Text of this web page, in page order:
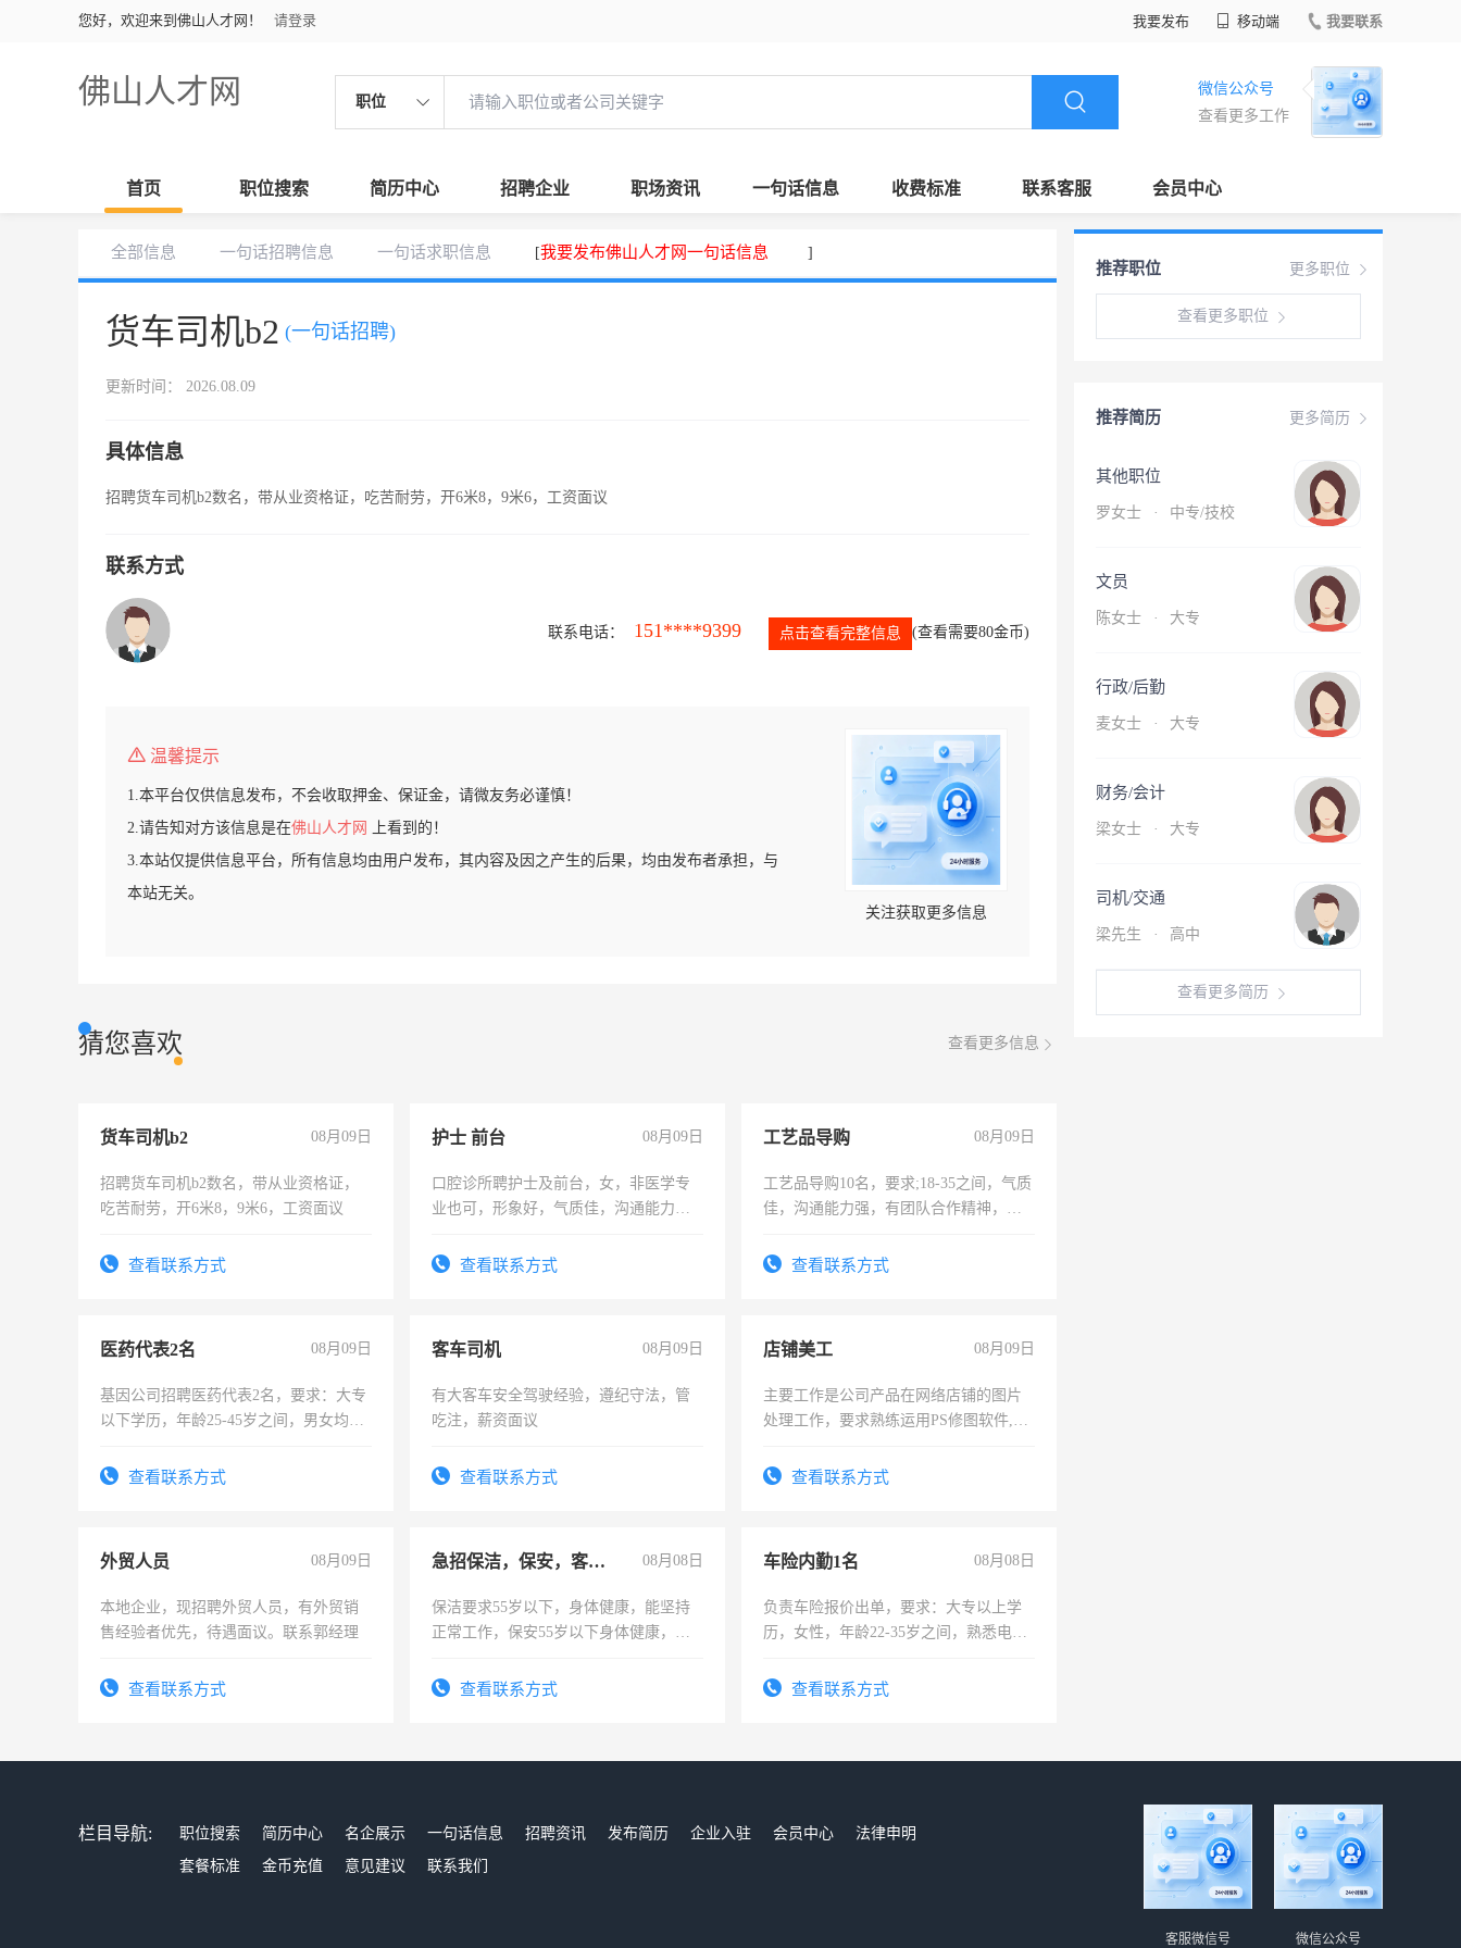
您好，欢迎来到佛山人才网！ 请登录 我要发布 移动端 我要联系
佛山人才网 职位
微信公众号
查看更多工作
首页 职位搜索 简历中心 招聘企业 职场资讯 一句话信息 收费标准 联系客服 会员中心
全部信息 一句话招聘信息 一句话求职信息 [我要发布佛山人才网一句话信息 ]
货车司机b2 (一句话招聘)
更新时间： 2026.08.09
具体信息
招聘货车司机b2数名，带从业资格证，吃苦耐劳，开6米8，9米6，工资面议
联系方式
联系电话： 151****9399 点击查看完整信息 (查看需要80金币)
温馨提示
1.本平台仅供信息发布，不会收取押金、保证金，请微友务必谨慎！
2.请告知对方该信息是在佛山人才网
上看到的！
3.本站仅提供信息平台，所有信息均由用户发布，其内容及因之产生的后果，均由发布者承担，与
本站无关。
关注获取更多信息
猜您喜欢 查看更多信息
货车司机b2 08月09日
招聘货车司机b2数名，带从业资格证，
吃苦耐劳，开6米8，9米6，工资面议
查看联系方式
护士 前台 08月09日
口腔诊所聘护士及前台，女，非医学专
业也可，形象好，气质佳，沟通能力
查看联系方式
工艺品导购 08月09日
工艺品导购10名，要求;18-35之间，气质
佳，沟通能力强，有团队合作精神，有
查看联系方式
医药代表2名 08月09日
基因公司招聘医药代表2名，要求：大专
以下学历，年龄25-45岁之间，男女均
表或者有医学资质的优先，底薪+绩效，
查看联系方式
客车司机 08月09日
有大客车安全驾驶经验，遵纪守法，管
吃注，薪资面议
查看联系方式
店铺美工 08月09日
主要工作是公司产品在网络店铺的图片
处理工作，要求熟练运用PS修图软件,工
查看联系方式
外贸人员 08月09日
本地企业，现招聘外贸人员，有外贸销
售经验者优先，待遇面议。联系郭经理
查看联系方式
急招保洁，保安，客服，工程 08月08日
保洁要求55岁以下，身体健康，能坚持
正常工作，保安55岁以下身体健康，有
录，客服要求45岁以下高中以上文化，
查看联系方式
车险内勤1名 08月08日
负责车险报价出单，要求：大专以上学
历，女性，年龄22-35岁之间，熟悉电脑
试用期1-3个月，转正后交纳五险，
查看联系方式
更多职位
推荐职位
查看更多职位
更多简历
推荐简历
其他职位
罗女士 · 中专/技校
文员
陈女士 · 大专
行政/后勤
麦女士 · 大专
财务/会计
梁女士 · 大专
司机/交通
梁先生 · 高中
查看更多简历
栏目导航: 职位搜索 简历中心 名企展示 一句话信息 招聘资讯 发布简历 企业入驻 会员中心
法律申明
套餐标准
金币充值 意见建议 联系我们
微信公众号
客服微信号